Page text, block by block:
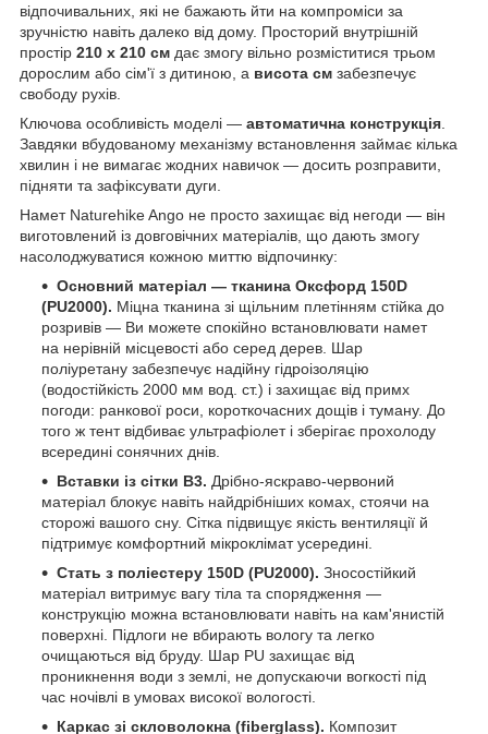
відпочивальних, які не бажають йти на компроміси за
зручністю навіть далеко від дому. Просторий внутрішній
простір 210 х 210 см дає змогу вільно розміститися трьом
дорослим або сім'ї з дитиною, а висота см забезпечує
свободу рухів.
Ключова особливість моделі — автоматична конструкція
Завдяки вбудованому механізму встановлення займає кілька
хвилин і не вимагає жодних навичок — досить розправити,
підняти та зафіксувати дуги.
Намет Naturehike Ango не просто захищає від негоди — він
виготовлений із довговічних матеріалів, що дають змогу
насолоджуватися кожною миттю відпочинку:
Основний матеріал — тканина Оксфорд 150D
(PU2000). Міцна тканина зі щільним плетінням стійка до
розривів — Ви можете спокійно встановлювати намет
на нерівній місцевості або серед дерев. Шар
поліуретану забезпечує надійну гідроізоляцію
(водостійкість 2000 мм вод. ст.) і захищає від примх
погоди: ранкової роси, короткочасних дощів і туману. До
того ж тент відбиває ультрафіолет і зберігає прохолоду
всередині сонячних днів.
Вставки із сітки B3. Дрібно-яскраво-червоний
матеріал блокує навіть найдрібніших комах, стоячи на
сторожі вашого сну. Сітка підвищує якість вентиляції й
підтримує комфортний мікроклімат усередині.
Стать з поліестеру 150D (PU2000). Зносостійкий
матеріал витримує вагу тіла та спорядження —
конструкцію можна встановлювати навіть на кам'янистій
поверхні. Підлоги не вбирають вологу та легко
очищаються від бруду. Шар PU захищає від
проникнення води з землі, не допускаючи вогкості під
час ночівлі в умовах високої вологості.
Каркас зі скловолокна (fiberglass). Композит